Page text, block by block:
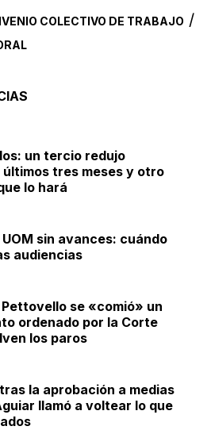
COLECTIVO DE TRABAJO /
un tercio redujo
últimos tres meses y otro
lo hará
sin avances: cuándo
audiencias
se «comió» un
ordenado por la Corte
los paros
la aprobación a medias
llamó a voltear lo que